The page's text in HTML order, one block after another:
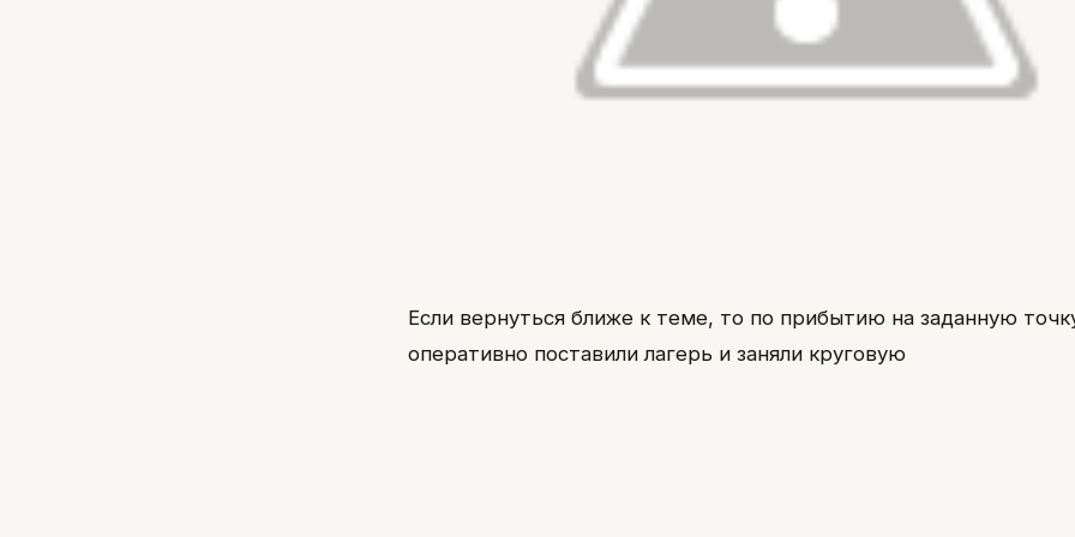
Если вернуться ближе к теме, то по прибытию на заданную
оперативно поставили лагерь и заняли круговую